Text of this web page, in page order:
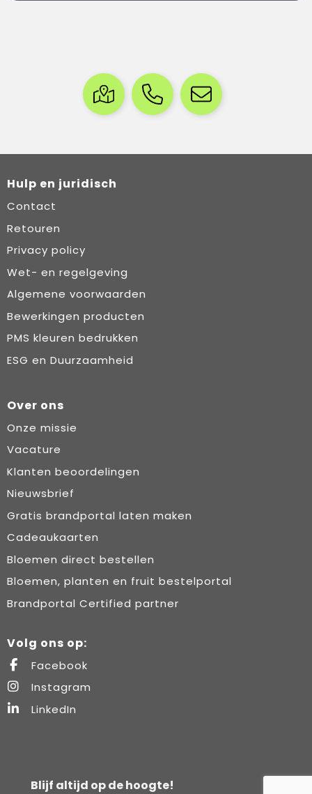
Hulp en juridisch
Contact
Retouren
Privacy policy
Wet- en regelgeving
Algemene voorwaarden
Bewerkingen producten
PMS kleuren bedrukken
ESG en Duurzaamheid
Over ons
Onze missie
Vacature
Klanten beoordelingen
Nieuwsbrief
Gratis brandportal laten maken
Cadeaukaarten
Bloemen direct bestellen
Bloemen, planten en fruit bestelportal
Brandportal Certified partner
Volg ons op:
Facebook
Instagram
LinkedIn
Blijf altijd op de hoogte!